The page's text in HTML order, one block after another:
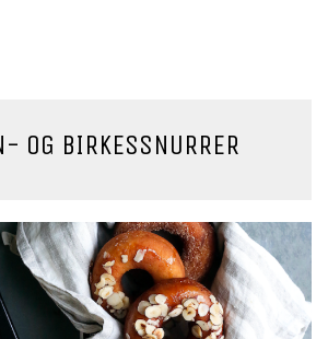
OG BIRKESSNURRER